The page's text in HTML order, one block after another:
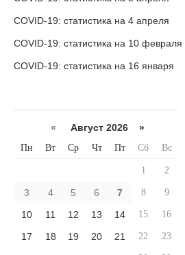
COVID-19: статистика на 4 апреля
COVID-19: статистика на 10 февраля
COVID-19: статистика на 16 января
« Август 2026 »
Пн Вт Ср Чт Пт Сб Вс
1 2
3 4 5 6 7 8 9
10 11 12 13 14 15 16
17 18 19 20 21 22 23